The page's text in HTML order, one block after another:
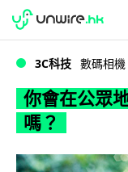
你會在
WWDC 2026
3C科技 數碼相機
你會在公眾
嗎？